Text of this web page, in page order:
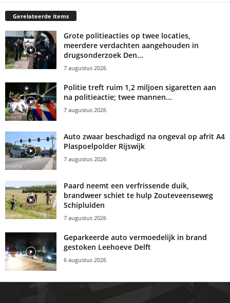
Gerelateerde items
Grote politieacties op twee locaties,
meerdere verdachten aangehouden in
drugsonderzoek Den...
7 augustus 2026
Politie treft ruim 1,2 miljoen sigaretten aan
na politieactie; twee mannen...
7 augustus 2026
Auto zwaar beschadigd na ongeval op afrit A4
Plaspoelpolder Rijswijk
7 augustus 2026
Paard neemt een verfrissende duik,
brandweer schiet te hulp Zouteveenseweg
Schipluiden
7 augustus 2026
Geparkeerde auto vermoedelijk in brand
gestoken Leehoeve Delft
6 augustus 2026